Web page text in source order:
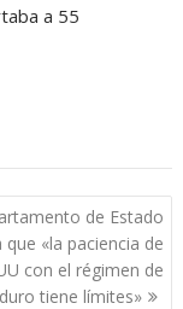
a 55
de Estado
que «la paciencia de
con el régimen de
tiene límites»